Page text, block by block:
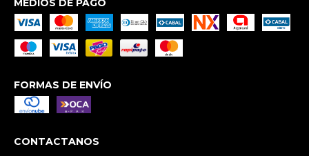
MEDIOS DE PAGO
FORMAS DE ENVÍO
CONTACTANOS